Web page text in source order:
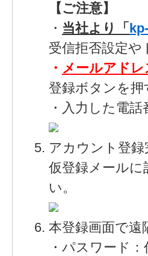
【ご注意】
・ 当社より「
受信拒否設定や
・ メールアドレ
登録ボタンを押
・入力した電
アカウント登録
仮登録メールに
い。
本登録画面で遠
・パスワード